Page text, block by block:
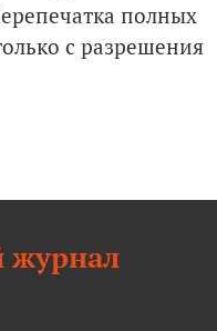
полных
с разрешения
журнал